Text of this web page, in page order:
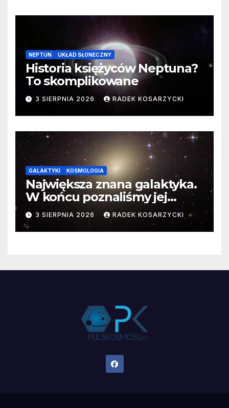
NEPTUN UKŁAD SŁONECZNY
Historia księżyców Neptuna?
To skomplikowane
3 SIERPNIA 2026 RADEK KOSARZYCKI
GALAKTYKI KOSMOLOGIA
Największa znana galaktyka.
W końcu poznaliśmy jej
faktyczne wymiary
3 SIERPNIA 2026 RADEK KOSARZYCKI